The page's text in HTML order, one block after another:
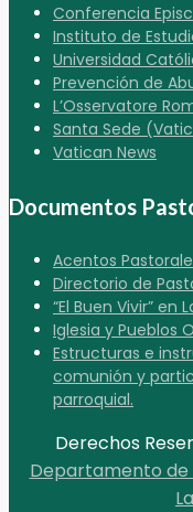
Conferencia
Instituto de
Universidad
Prevención de
L’Osservatore
Santa Sede
Vatican News
Documentos
Acentos
Directorio de
“El Buen Vivir” en
Iglesia y Pueblos
Estructuras e
comunión y
parroquial.
Derechos
Departamento de